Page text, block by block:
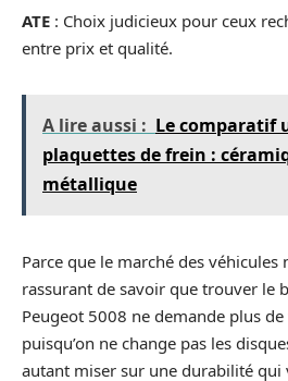
ATE : Choix judicieux pour ceux
entre prix et qualité.
A lire aussi : Le comparatif
plaquettes de frein :
métallique
Parce que le marché des véhicules
rassurant de savoir que trouver le
Peugeot 5008 ne demande plus
puisqu’on ne change pas les
autant miser sur une durabilité qui